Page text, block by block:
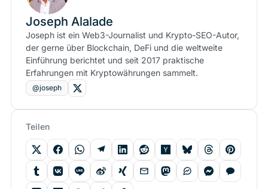
Joseph Alalade
Joseph ist ein Web3-Journalist und Krypto-SEO-Autor,
der gerne über Blockchain, DeFi und die weltweite
Einführung berichtet und seit 2017 praktische
Erfahrungen mit Kryptowährungen sammelt.
@joseph
Teilen